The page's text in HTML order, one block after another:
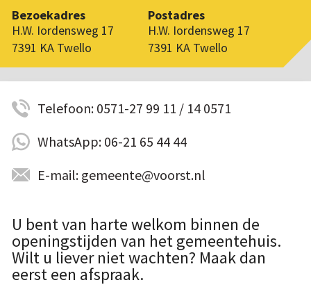
Bezoekadres
H.W. Iordensweg 17
7391 KA Twello
Postadres
H.W. Iordensweg 17
7391 KA Twello
Telefoon: 0571-27 99 11 / 14 0571
WhatsApp: 06-21 65 44 44
E-mail: gemeente@voorst.nl
U bent van harte welkom binnen de
openingstijden van het gemeentehuis.
Wilt u liever niet wachten? Maak dan
eerst een afspraak.